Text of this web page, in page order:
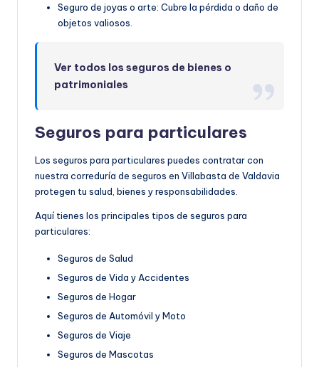
Seguro de joyas o arte: Cubre la pérdida o daño de
objetos valiosos.
Ver todos los seguros de bienes o
patrimoniales
Seguros para particulares
Los seguros para particulares puedes contratar con
nuestra correduría de seguros en Villabasta de Valdavia
protegen tu salud, bienes y responsabilidades.
Aquí tienes los principales tipos de seguros para
particulares:
Seguros de Salud
Seguros de Vida y Accidentes
Seguros de Hogar
Seguros de Automóvil y Moto
Seguros de Viaje
Seguros de Mascotas